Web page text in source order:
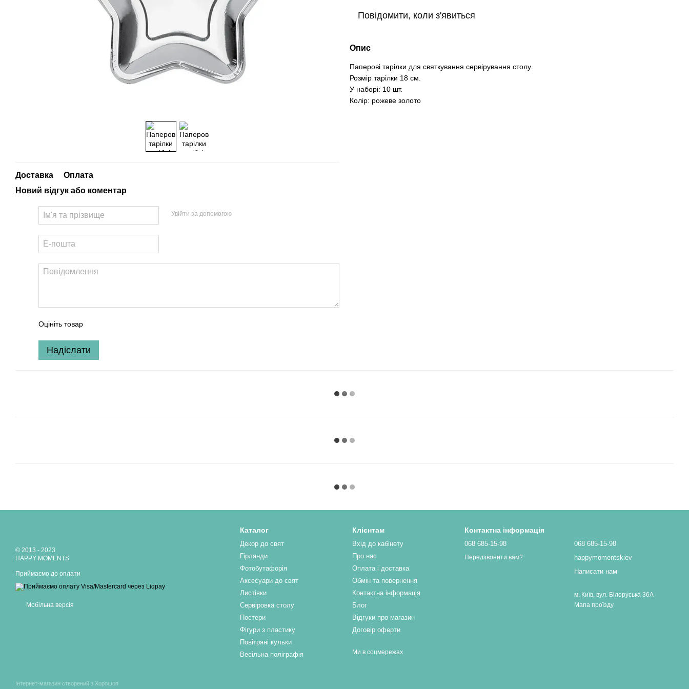
Доставка
Оплата
Новий відгук або коментар
Увійти за допомогою
Оцініть товар
Надіслати
Повідомити, коли з'явиться
Опис
Паперові тарілки для святкування сервірування столу.
Розмір тарілки 18 см.
У наборі: 10 шт.
Колір: рожеве золото
© 2013 - 2023
HAPPY MOMENTS
Приймаємо до оплати
Мобільна версія
Інтернет-магазин створений з Хорошоп
Каталог
Декор до свят
Гірлянди
Фотобутафорія
Аксесуари до свят
Листівки
Сервіровка столу
Постери
Фігури з пластику
Повітряні кульки
Весільна поліграфія
Клієнтам
Вхід до кабінету
Про нас
Оплата і доставка
Обмін та повернення
Контактна інформація
Блог
Відгуки про магазин
Договір оферти
Ми в соцмережах
Контактна інформація
068 685-15-98
Передзвонити вам?
068 685-15-98
happymomentskiev
Написати нам
м. Київ, вул. Білоруська 36А
Мапа проїзду